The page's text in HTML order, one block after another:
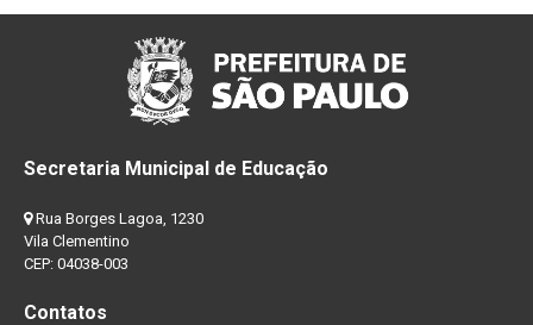
Secretaria Municipal de Educação
Rua Borges Lagoa, 1230
Vila Clementino
CEP: 04038-003
Contatos